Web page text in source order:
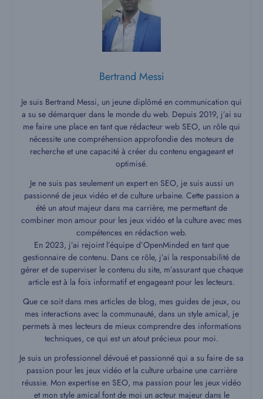
Bertrand Messi
Je suis Bertrand Messi, un jeune diplômé en communication qui
a su se démarquer dans le monde du web. Depuis 2019, j’ai su
me faire une place en tant que rédacteur web SEO, un rôle qui
nécessite une compréhension approfondie des moteurs de
recherche et une capacité à créer du contenu engageant et
optimisé.
Je ne suis pas seulement un expert en SEO, je suis aussi un
passionné de jeux vidéo et de culture urbaine. Cette passion a
été un atout majeur dans ma carrière, me permettant de
combiner mon amour pour les jeux vidéo et la culture avec mes
compétences en rédaction web.
En 2023, j’ai rejoint l’équipe d’OpenMinded en tant que
gestionnaire de contenu. Dans ce rôle, j’ai la responsabilité de
gérer et de superviser le contenu du site, m’assurant que chaque
article est à la fois informatif et engageant pour les lecteurs.
Que ce soit dans mes articles de blog, mes guides de jeux, ou
mes interactions avec la communauté, dans un style amical, je
permets à mes lecteurs de mieux comprendre des informations
techniques, ce qui est un atout précieux pour moi.
Je suis un professionnel dévoué et passionné qui a su faire de sa
passion pour les jeux vidéo et la culture urbaine une carrière
réussie. Mon expertise en SEO, ma passion pour les jeux vidéo
et mon style amical font de moi un acteur majeur dans le